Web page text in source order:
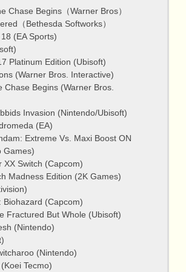
Chase Begins（Warner Bros）
（Bethesda Softworks）
(EA Sports)
Platinum Edition (Ubisoft)
(Warner Bros. Interactive)
Chase Begins (Warner Bros.
Invasion (Nintendo/Ubisoft)
(EA)
Extreme Vs. Maxi Boost ON
Games)
XX Switch (Capcom)
Madness Edition (2K Games)
Biohazard (Capcom)
Fractured But Whole (Ubisoft)
(Nintendo)
(Nintendo)
Tecmo)